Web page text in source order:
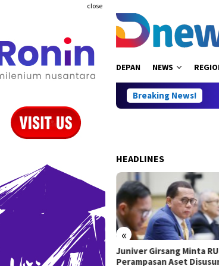
close
DEPAN NEWS
Breaking News!
HEADLINES
«
Perbukuan, Willy Aditya:
Ilmu Pengetahuan
Juniver Girsang Minta
Perampasan Aset